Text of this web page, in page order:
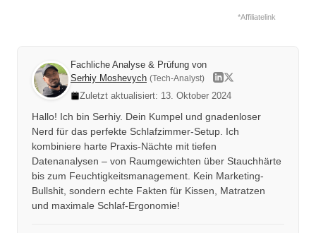
*Affiliatelink
Fachliche Analyse & Prüfung von
Serhiy Moshevych (Tech-Analyst)
Zuletzt aktualisiert: 13. Oktober 2024
Hallo! Ich bin Serhiy. Dein Kumpel und gnadenloser
Nerd für das perfekte Schlafzimmer-Setup. Ich
kombiniere harte Praxis-Nächte mit tiefen
Datenanalysen – von Raumgewichten über Stauchhärte
bis zum Feuchtigkeitsmanagement. Kein Marketing-
Bullshit, sondern echte Fakten für Kissen, Matratzen
und maximale Schlaf-Ergonomie!